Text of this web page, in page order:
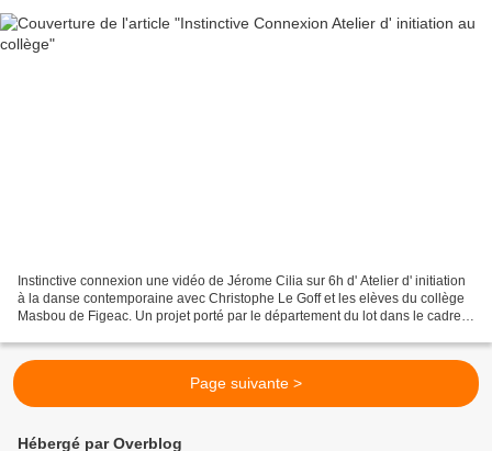
Instinctive connexion une vidéo de Jérome Cilia sur 6h d' Atelier d' initiation
à la danse contemporaine avec Christophe Le Goff et les elèves du collège
Masbou de Figeac. Un projet porté par le département du lot dans le cadre
Page suivante >
Hébergé par Overblog